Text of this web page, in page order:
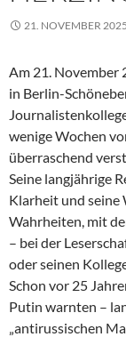
21. NOVEMBER 2025
Am 21. November
in Berlin-
wenige Wochen
überraschend
Seine langjährige
Klarheit und seine
Wahrheiten, mit
– bei der
oder seinen
Schon vor 25
Putin warnten –
„antirussischen